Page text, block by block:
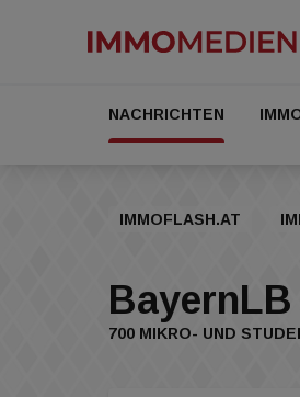
NACHRICHTEN
IMMOFLASH.AT
700 MIKRO- UND